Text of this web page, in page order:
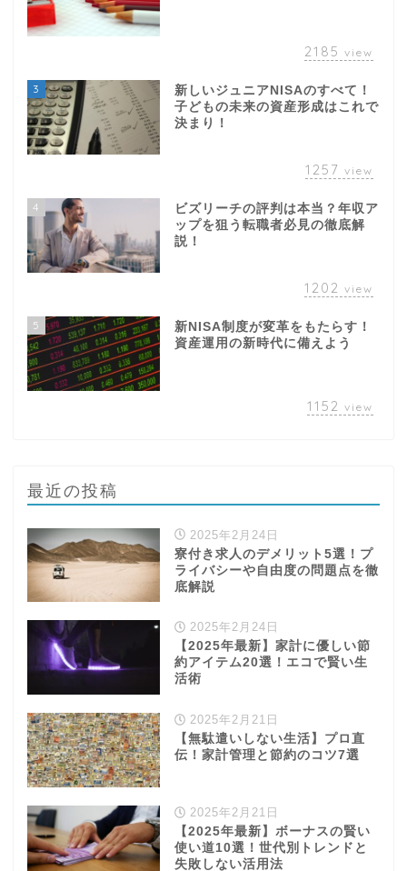
2185 view
3
新しいジュニアNISAのすべて！
子どもの未来の資産形成はこれで
決まり！
1257 view
4
ビズリーチの評判は本当？年収ア
ップを狙う転職者必見の徹底解
説！
1202 view
5
新NISA制度が変革をもたらす！
資産運用の新時代に備えよう
1152 view
最近の投稿
2025年2月24日
寮付き求人のデメリット5選！プ
ライバシーや自由度の問題点を徹
底解説
2025年2月24日
【2025年最新】家計に優しい節
約アイテム20選！エコで賢い生
活術
2025年2月21日
【無駄遣いしない生活】プロ直
伝！家計管理と節約のコツ7選
2025年2月21日
【2025年最新】ボーナスの賢い
使い道10選！世代別トレンドと
失敗しない活用法
学び
NISA